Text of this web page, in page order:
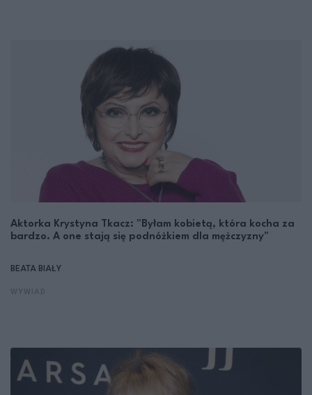
Aktorka Krystyna Tkacz: "Byłam kobietą, która kocha za
bardzo. A one stają się podnóżkiem dla mężczyzny"
BEATA BIAŁY